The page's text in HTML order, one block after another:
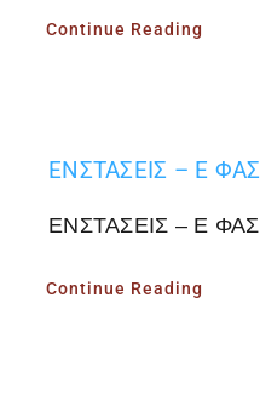
Continue Reading
ΕΝΣΤΑΣΕΙΣ – Ε
ΕΝΣΤΑΣΕΙΣ – Ε
Continue Reading